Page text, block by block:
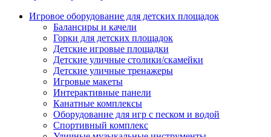
Игровое оборудование для детских площадок
Балансиры и качели
Горки для детских площадок
Детские игровые площадки
Детские уличные столики/скамейки
Детские уличные тренажеры
Игровые макеты
Интерактивные панели
Канатные комплексы
Оборудование для игр с песком и водой
Спортивный комплекс